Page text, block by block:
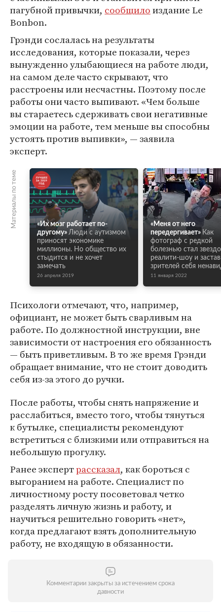
пагубной привычки, сообщилоиздание Le
Bonbon.
Грэнди сослалась на результаты
исследования, которые показали, через
вынужденно улыбающиеся на работе люди,
на самом деле часто скрывают, что
расстроены или несчастны. Поэтому после
работы они часто выпивают. «Чем больше
вы стараетесь сдерживать свои негативные
эмоции на работе, тем меньше вы способны
устоять против выпивки», — заявила
эксперт.
Материалы по теме
«Их мозг работает по-
другому» Люди с аутизмом
приносят экономике
миллионы. Но общество их
стыдится и не хочет
замечать
26 апреля 2019
«Меня от него
передергивает» Как
фотограф с редкой
болезнью стал
реалити-шоу и
зрителей себя
11 января 2022
Психологи отмечают, что, например,
официант, не может быть сварливым на
работе. По должностной инструкции, вне
зависимости от настроения его обязанность
— быть приветливым. В то же время Грэнди
обращает внимание, что не стоит доводить
себя из-за этого до ручки.
После работы, чтобы снять напряжение и
расслабиться, вместо того, чтобы тянуться
к бутылке, специалисты рекомендуют
встретиться с близкими или отправиться на
небольшую прогулку.
Ранее экспертрассказал, как бороться с
выгоранием на работе. Специалист по
личностному росту посоветовал четко
разделять личную жизнь и работу, и
научиться решительно говорить «нет»,
когда предлагают взять дополнительную
работу, не входящую в обязанности.
Комментарии закрыты за истечением срока
давности